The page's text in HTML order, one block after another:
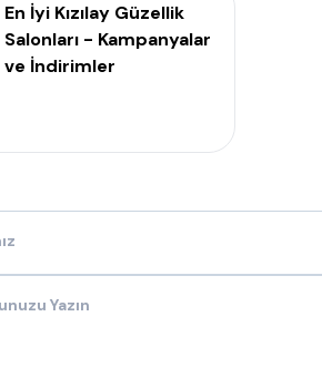
En İyi Kızılay Güzellik
Salonları - Kampanyalar
ve İndirimler